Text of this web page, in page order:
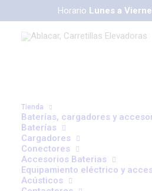
Horario Lunes a
Tienda
Baterías, cargadores y
Baterías
Cargadores
Conectores
Accesorios Baterias
Equipamiento eléctrico y
Acústicos